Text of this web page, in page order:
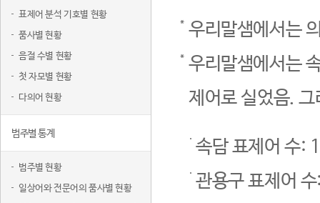
표제어 분석 기호별 현황
품사별 현황
음절 수별 현황
첫 자모별 현황
다의어 현황
범주별 통계
범주별 현황
일상어와 전문어의 품사별 현황
우리말샘에서는
우리말샘에서는
제어로 실었음.
속담 표제어 수:
관용구 표제어